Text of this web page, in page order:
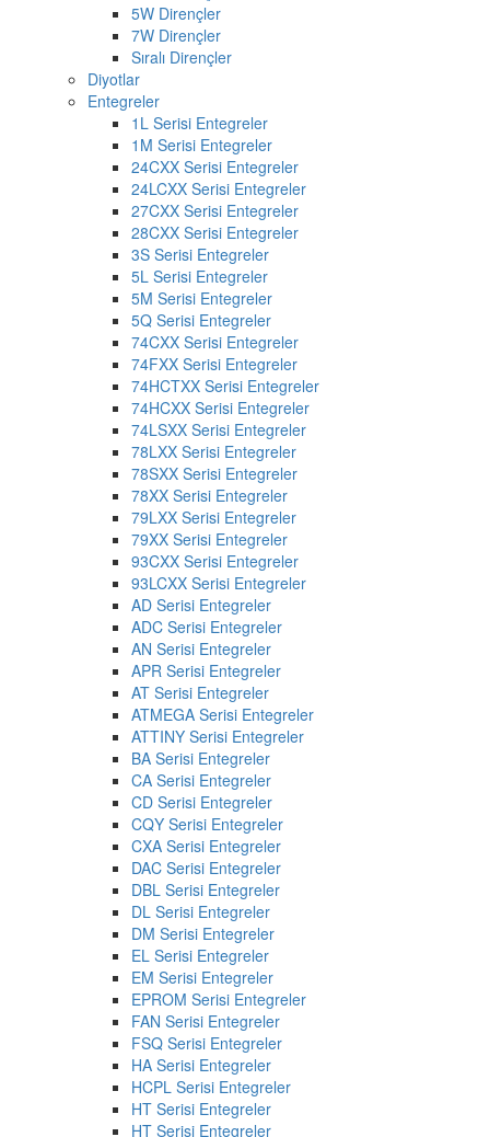
5W Dirençler
7W Dirençler
Sıralı Dirençler
Diyotlar
Entegreler
1L Serisi Entegreler
1M Serisi Entegreler
24CXX Serisi Entegreler
24LCXX Serisi Entegreler
27CXX Serisi Entegreler
28CXX Serisi Entegreler
3S Serisi Entegreler
5L Serisi Entegreler
5M Serisi Entegreler
5Q Serisi Entegreler
74CXX Serisi Entegreler
74FXX Serisi Entegreler
74HCTXX Serisi Entegreler
74HCXX Serisi Entegreler
74LSXX Serisi Entegreler
78LXX Serisi Entegreler
78SXX Serisi Entegreler
78XX Serisi Entegreler
79LXX Serisi Entegreler
79XX Serisi Entegreler
93CXX Serisi Entegreler
93LCXX Serisi Entegreler
AD Serisi Entegreler
ADC Serisi Entegreler
AN Serisi Entegreler
APR Serisi Entegreler
AT Serisi Entegreler
ATMEGA Serisi Entegreler
ATTINY Serisi Entegreler
BA Serisi Entegreler
CA Serisi Entegreler
CD Serisi Entegreler
CQY Serisi Entegreler
CXA Serisi Entegreler
DAC Serisi Entegreler
DBL Serisi Entegreler
DL Serisi Entegreler
DM Serisi Entegreler
EL Serisi Entegreler
EM Serisi Entegreler
EPROM Serisi Entegreler
FAN Serisi Entegreler
FSQ Serisi Entegreler
HA Serisi Entegreler
HCPL Serisi Entegreler
HT Serisi Entegreler
HT Serisi Entegreler